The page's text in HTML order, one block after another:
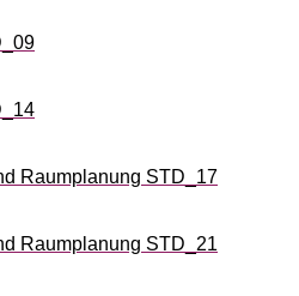
Raumplanung STD_17
Raumplanung STD_21